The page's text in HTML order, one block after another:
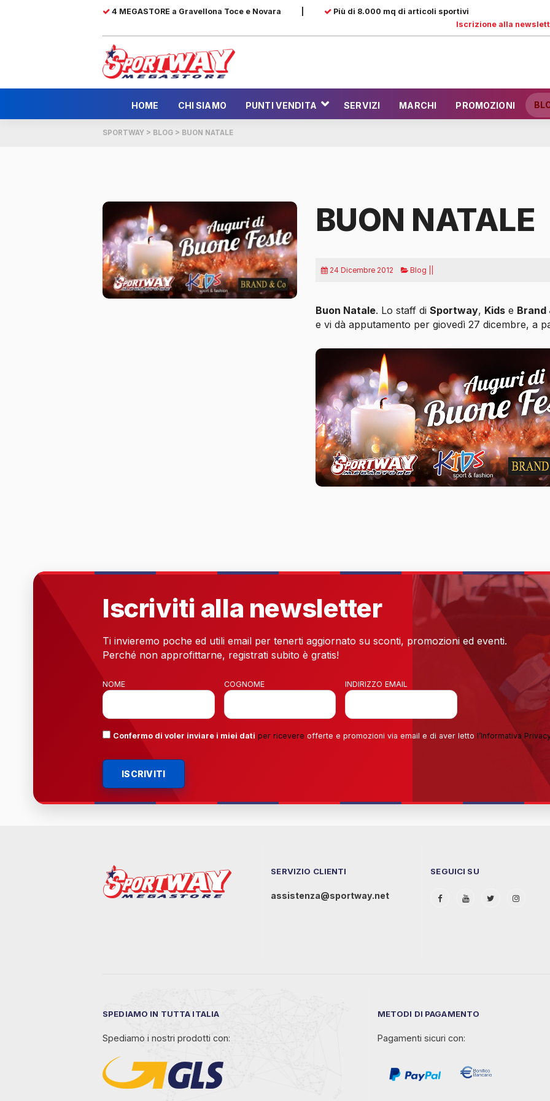
4 MEGASTORE a Gravellona Toce e Novara
Più di 8.000 mq di articoli sportivi
Iscrizione alla
HOME CHI SIAMO PUNTI VENDITA SERVIZI MARCHI PROMOZIONI
SPORTWAY > BLOG > BUON NATALE
BUON NATALE
24 Dicembre 2012 Blog ||
Buon Natale. Lo staff di Sportway, Kidse Brand
e vi dà apputamento per giovedì 27 dicembre, a
Iscriviti alla newsletter
Ti invieremo poche ed utili email per tenerti aggiornato su sconti, promozioni ed eventi.
Perché non approfittarne, registrati subito è gratis!
NOME COGNOME INDIRIZZO EMAIL
Confermo di voler inviare i miei dati per ricevere offerte e promozioni via email e di aver letto l’Informativa Privacy
ISCRIVITI
SERVIZIO CLIENTI
assistenza@sportway.net
SEGUICI SU
SPEDIAMO IN TUTTA ITALIA
Spediamo i nostri prodotti con:
METODI DI PAGAMENTO
Pagamenti sicuri con: